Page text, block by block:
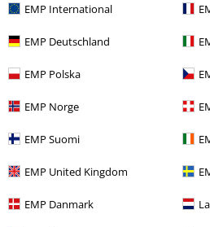
EMP International
EMP Deutschland
EMP Polska
EMP Norge
EMP Suomi
EMP United Kingdom
EMP Danmark
Posté le :
Impec
Pas mon premier et quand je vois que
a la classe !